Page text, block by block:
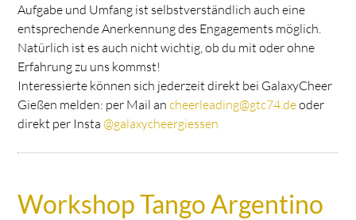
Aufgabe und Umfang ist selbstverständlich auch eine
entsprechende Anerkennung des Engagements möglich.
Natürlich ist es auch nicht wichtig, ob du mit oder ohne
Erfahrung zu uns kommst!
Interessierte können sich jederzeit direkt bei GalaxyCheer
Gießen melden: per Mail ancheerleading@gtc74.deoder
direkt per Insta@galaxycheergiessen
Workshop Tango Argentino